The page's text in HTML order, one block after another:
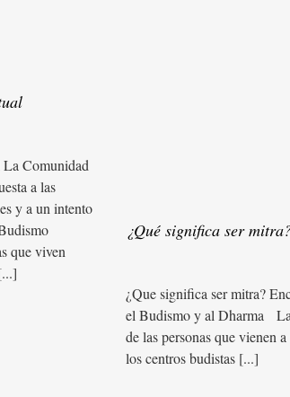
Comunidad
a las
y a un intento
que viven
¿Qué significa ser
¿Que significa ser mitra?
el Budismo y al Dharma
de las personas que vienen
los centros budistas [...]